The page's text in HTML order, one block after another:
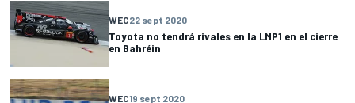
WEC22 sept 2020
Toyota no tendrá rivales en la LMP1 en el cierre
en Bahréin
WEC19 sept 2020